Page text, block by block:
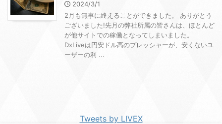
2024/3/1
2月も無事に終えることができました。 ありがとう
ございました!先月の弊社所属の皆さんは、ほとんど
が他サイトでの稼働となってしまいました。
DxLiveは円安ドル高のプレッシャーが、安くないユ
ーザーの利 ...
Tweets by LIVEX